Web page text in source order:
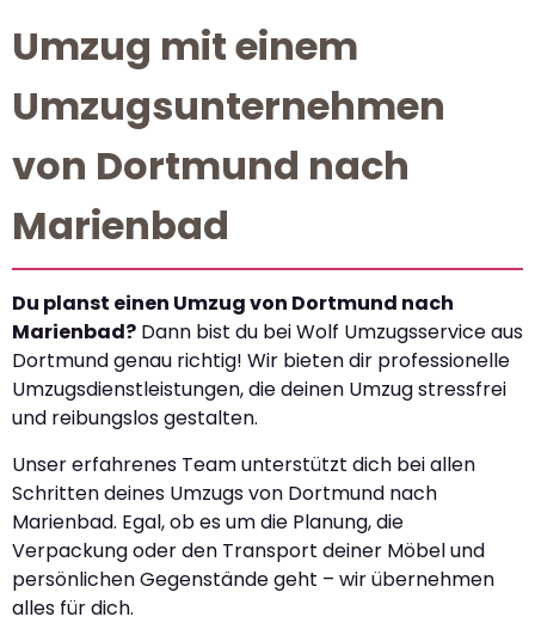
Umzug mit einem
Umzugsunternehmen
von Dortmund nach
Marienbad
Du planst einen Umzug von Dortmund nach
Marienbad? Dann bist du bei Wolf Umzugsservice aus
Dortmund genau richtig! Wir bieten dir professionelle
Umzugsdienstleistungen, die deinen Umzug stressfrei
und reibungslos gestalten.
Unser erfahrenes Team unterstützt dich bei allen
Schritten deines Umzugs von Dortmund nach
Marienbad. Egal, ob es um die Planung, die
Verpackung oder den Transport deiner Möbel und
persönlichen Gegenstände geht – wir übernehmen
alles für dich.